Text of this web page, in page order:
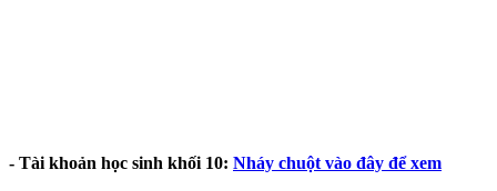
- Tài khoản học sinh khối 10: Nháy chuột vào đây để xem